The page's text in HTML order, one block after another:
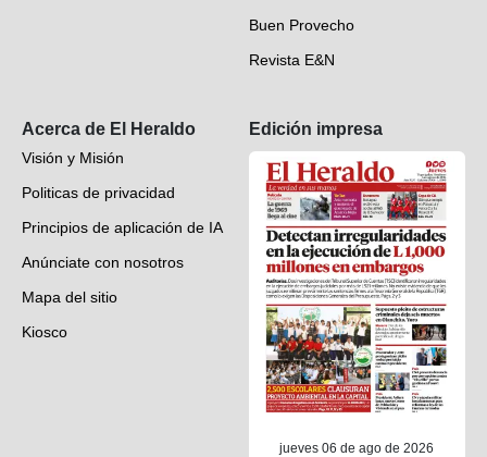
Buen Provecho
Revista E&N
Acerca de El Heraldo
Visión y Misión
Politicas de privacidad
Principios de aplicación de IA
Anúnciate con nosotros
Mapa del sitio
Kiosco
Edición impresa
jueves 06 de ago de 2026